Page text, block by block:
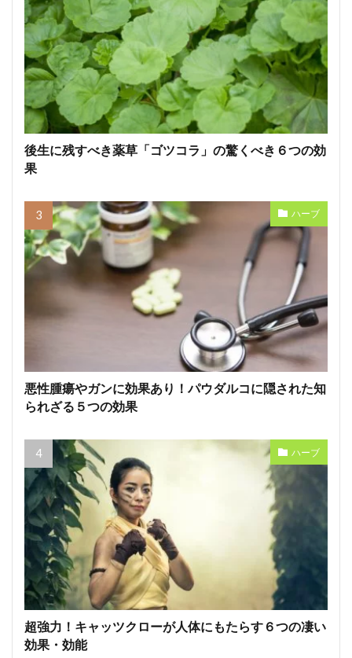
後生に残すべき薬草「ゴツコラ」の驚くべき６つの効
果
ハーブ
悪性腫瘍やガンに効果あり！パウダルコに隠された知
られざる５つの効果
ハーブ
超強力！キャッツクローが人体にもたらす６つの凄い
効果・効能